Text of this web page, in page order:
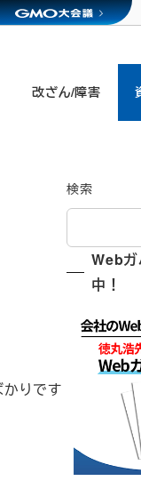
改ざん/障害
りです
検索
Webガ
中！